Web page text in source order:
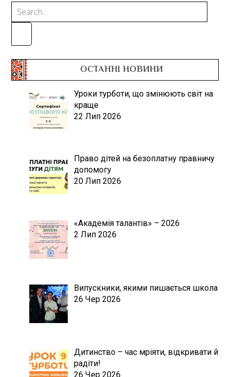
ОСТАННІ НОВИНИ
Уроки турботи, що змінюють світ на
краще
22 Лип 2026
Право дітей на безоплатну правничу
допомогу
20 Лип 2026
«Академія талантів» – 2026
2 Лип 2026
Випускники, якими пишається школа
26 Чер 2026
Дитинство – час мріяти, відкривати й
радіти!
26 Чер 2026